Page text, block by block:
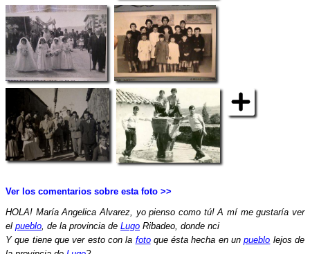
Ver los comentarios sobre esta foto >>
HOLA! María Angelica Alvarez, yo pienso como tú! A mí me gustaría ver
el pueblo, de la provincia de Lugo Ribadeo, donde nci
Y que tiene que ver esto con la fotoque ésta hecha en unpueblo lejos de